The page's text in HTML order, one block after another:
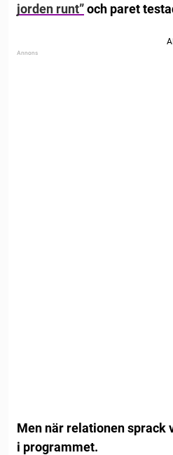
jorden runt”och paret
Men när relationen sprack
i programmet.